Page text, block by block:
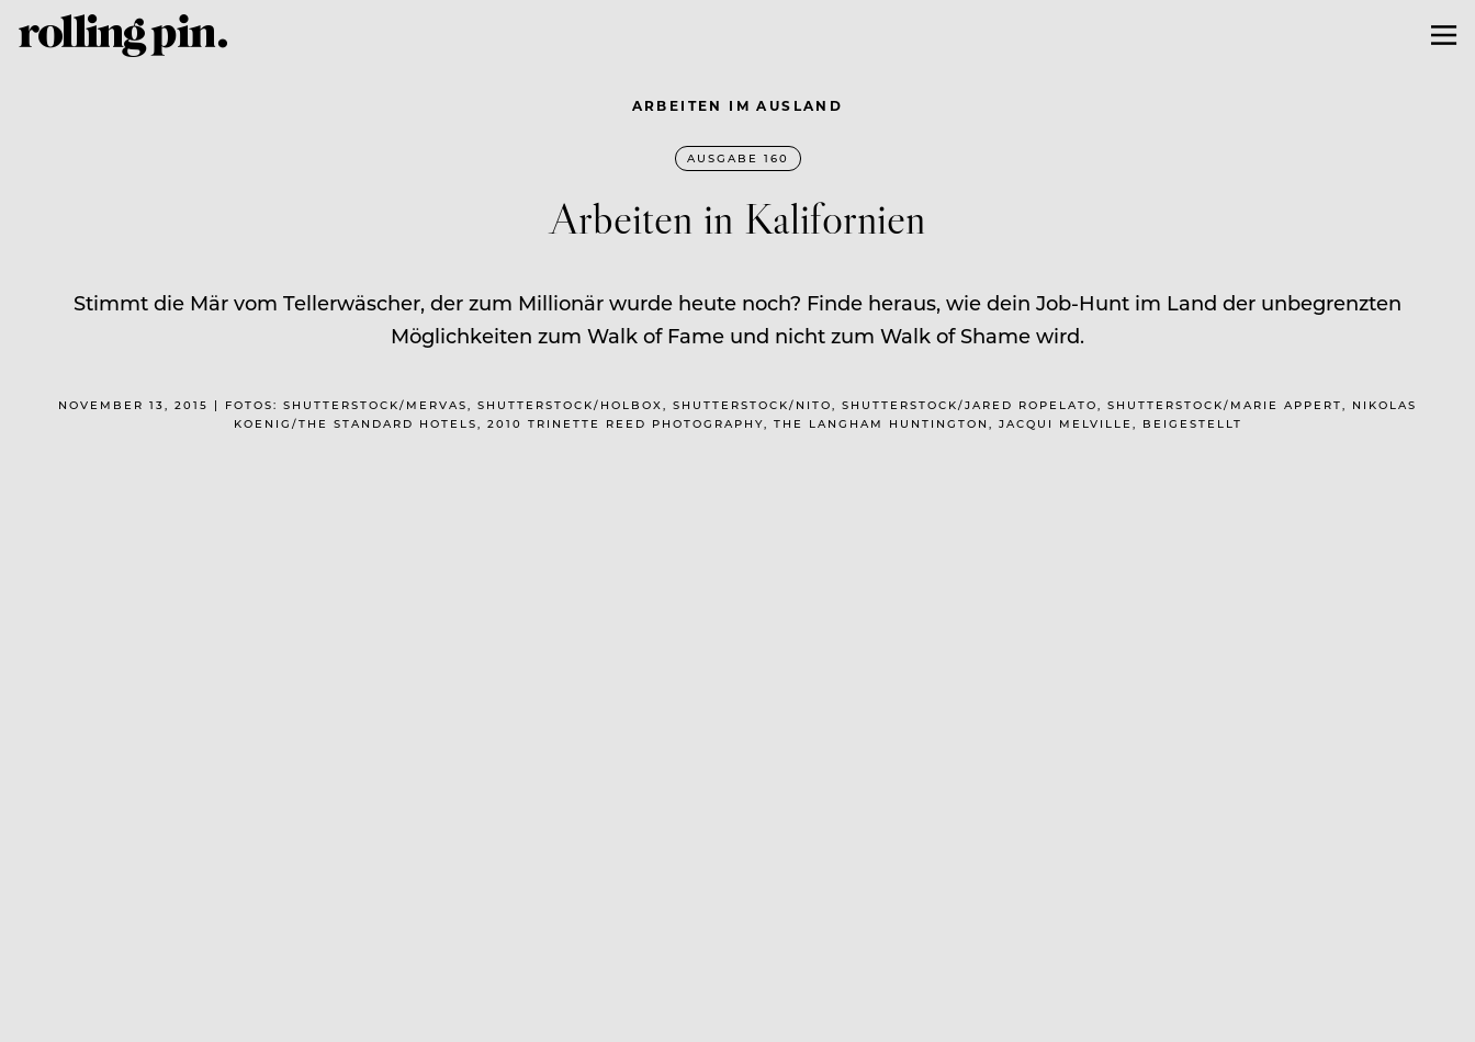
ARBEITEN IM AUSLAND
AUSGABE 160
Arbeiten in Kalifornien
Stimmt die Mär vom Tellerwäscher, der zum Millionär wurde heute noch? Finde heraus, wie dein Job-Hunt im Land der unbegrenzten
Möglichkeiten zum Walk of Fame und nicht zum Walk of Shame wird.
NOVEMBER 13, 2015 | FOTOS: SHUTTERSTOCK/MERVAS, SHUTTERSTOCK/HOLBOX, SHUTTERSTOCK/NITO, SHUTTERSTOCK/JARED ROPELATO, SHUTTERSTOCK/MARIE APPERT, NIKOLAS
KOENIG/THE STANDARD HOTELS, 2010 TRINETTE REED PHOTOGRAPHY, THE LANGHAM HUNTINGTON, JACQUI MELVILLE, BEIGESTELLT